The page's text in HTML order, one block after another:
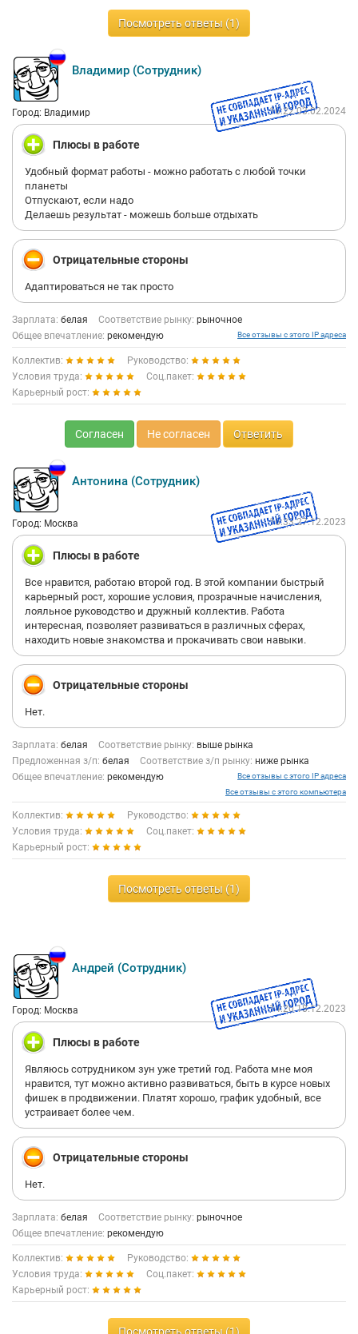
Посмотреть ответы (1)
Владимир (Сотрудник)
Город: Владимир 16:22 03.02.2024
Плюсы в работе
Удобный формат работы - можно работать с любой точки
планеты
Отпускают, если надо
Делаешь результат - можешь больше отдыхать
Отрицательные стороны
Адаптироваться не так просто
Зарплата: белая Соответствие рынку: рыночное
Общее впечатление: рекомендую Все отзывы с этого IP адреса
Коллектив:
Руководство:
Условия труда:
Соц.пакет:
Карьерный рост:
Согласен Не согласен Ответить
Антонина (Сотрудник)
Город: Москва 16:33 27.12.2023
Плюсы в работе
Все нравится, работаю второй год. В этой компании быстрый
карьерный рост, хорошие условия, прозрачные начисления,
лояльное руководство и дружный коллектив. Работа
интересная, позволяет развиваться в различных сферах,
находить новые знакомства и прокачивать свои навыки.
Отрицательные стороны
Нет.
Зарплата: белая Соответствие рынку: выше рынка
Предложенная з/п: белая Соответствие з/п рынку: ниже рынка
Общее впечатление: рекомендую
Все отзывы с этого IP адреса
Все отзывы с этого компьютера
Коллектив:
Руководство:
Условия труда:
Соц.пакет:
Карьерный рост:
Посмотреть ответы (1)
Андрей (Сотрудник)
Город: Москва 14:20 18.12.2023
Плюсы в работе
Являюсь сотрудником зун уже третий год. Работа мне моя
нравится, тут можно активно развиваться, быть в курсе новых
фишек в продвижении. Платят хорошо, график удобный, все
устраивает более чем.
Отрицательные стороны
Нет.
Зарплата: белая Соответствие рынку: рыночное
Общее впечатление: рекомендую
Коллектив:
Руководство:
Условия труда:
Соц.пакет:
Карьерный рост: